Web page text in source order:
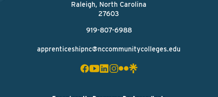
Raleigh, North Carolina
27603
919-807-6988
apprenticeshipnc@nccommunitycolleges.edu